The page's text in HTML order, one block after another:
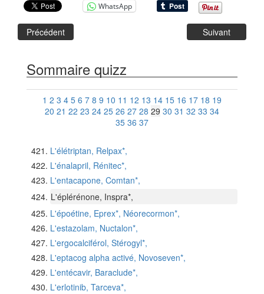
WhatsApp
Précédent Suivant
Sommaire quizz
1 2 3 4 5 6 7 8 9 10 11 12 13 14 15 16 17 18 19
20 21 22 23 24 25 26 27 28 29 30 31 32 33 34
35 36 37
L'élétriptan, Relpax*,
L'énalapril, Rénitec*,
L'entacapone, Comtan*,
L'éplérénone, Inspra*,
L'époétine, Eprex*, Néorecormon*,
L'estazolam, Nuctalon*,
L'ergocalciférol, Stérogyl*,
L'eptacog alpha activé, Novoseven*,
L'entécavir, Baraclude*,
L'erlotinib, Tarceva*,